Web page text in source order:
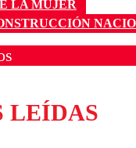
LA MUJER
son moderados para
diálogo respetuoso.
LEÍDAS